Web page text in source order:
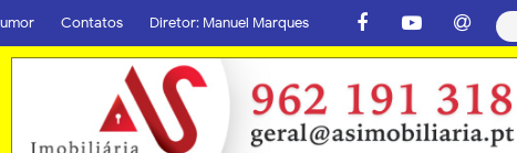
Contatos Diretor: Manuel Marques